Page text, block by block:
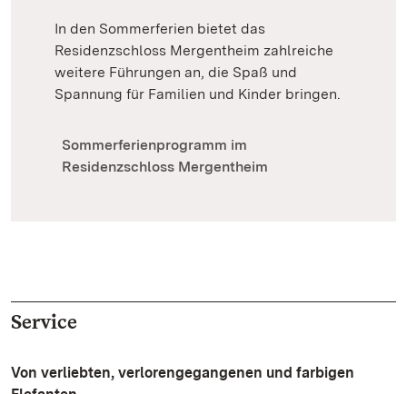
In den Sommerferien bietet das
Residenzschloss Mergentheim zahlreiche
weitere Führungen an, die Spaß und
Spannung für Familien und Kinder bringen.
Sommerferienprogramm im
Residenzschloss Mergentheim
Service
Von verliebten, verlorengegangenen und farbigen